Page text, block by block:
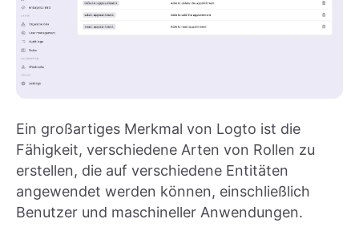
Ein großartiges Merkmal von Logto ist die
Fähigkeit, verschiedene Arten von Rollen zu
erstellen, die auf verschiedene Entitäten
angewendet werden können, einschließlich
Benutzer und maschineller Anwendungen.